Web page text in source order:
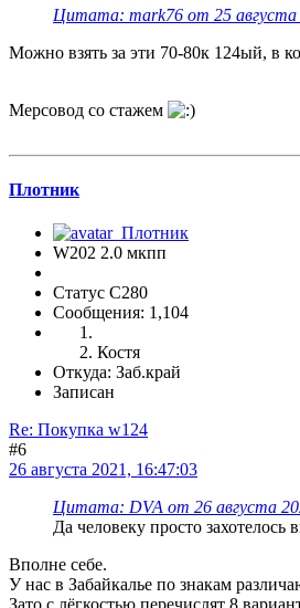
Цитата: mark76 от 25 августа
Можно взять за эти 70-80к 124ый, в
Мерсовод со стажем
Плотник
W202 2.0 мкпп
Статус C280
Сообщения: 1,104
Костя
Откуда: Заб.край
Записан
Re: Покупка w124
#6
26 августа 2021, 16:47:03
Цитата: DVA от 26 августа
Да человеку просто
Вполне себе.
У нас в Забайкалье по знакам